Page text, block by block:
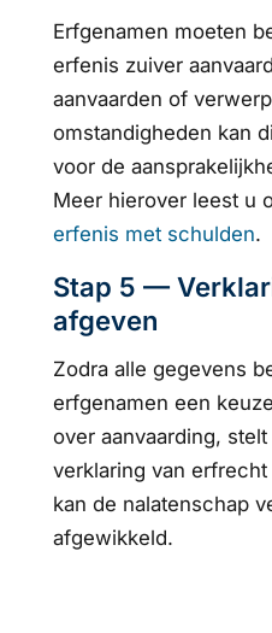
Erfgenamen moeten
erfenis zuiver
aanvaarden of
omstandigheden kan
voor de
Meer hierover leest u
erfenis met schulden.
Stap 5 —
afgeven
Zodra alle gegevens
erfgenamen een
over aanvaarding,
verklaring van
kan de nalatenschap
afgewikkeld.